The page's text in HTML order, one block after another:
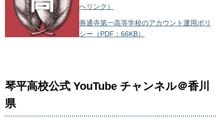
へリンク）
善通寺第一高等学校のアカウント運用ポリ
シー（PDF：66KB）
琴平高校公式 YouTube チャンネル＠香川
県